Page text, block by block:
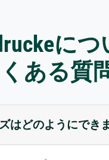
に
ある質
はどのようにでき